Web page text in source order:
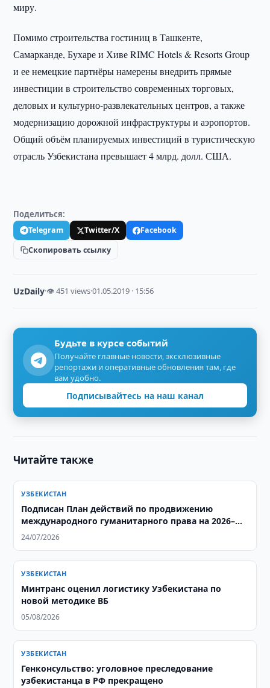
миру.
Помимо строительства гостиниц в Ташкенте,
Самарканде, Бухаре и Хиве RIMC Hotels & Resorts Group
и ее немецкие партнёры намерены внедрить прямые
инвестиции в строительство современных торговых,
деловых и культурно-развлекательных центров, а также
модернизацию дорожной инфраструктуры и аэропортов.
Общий объём планируемых инвестиций в туристическую
отрасль Узбекистана превышает 4 млрд. долл. США.
Поделиться:
Telegram Twitter/X
Facebook
Скопировать ссылку
UzDaily·👁 451 views·01.05.2019 · 15:56
Будьте в курсе событий
Получайте главные новости, эксклюзивные
репортажи и оперативные обновления там, где
вам удобно.
Подписывайтесь на наш канал
Читайте также
УЗБЕКИСТАН
Подписан План действий по продвижению
международного гуманитарного права на 2026–
2027 годы
24/07/2026
УЗБЕКИСТАН
Минтранс оценил логистику Узбекистана по
новой методике ВБ
05/08/2026
УЗБЕКИСТАН
Генконсульство: уголовное преследование
узбекистанца в РФ прекращено